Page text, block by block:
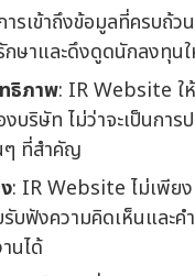
ารเข้าถึงข้อมูลที่ครบถ้
กษาและดึงดูดนักลงทุน
ธิภาพ: IR Website ใ
บริษัท ไม่ว่าจะเป็นกา
ๆ ที่สำคัญ
: IR Website ไม่เพีย
บฟังความคิดเห็นและ
นได้